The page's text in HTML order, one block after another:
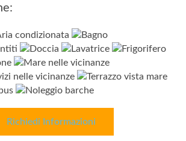
Richiedi Informazioni